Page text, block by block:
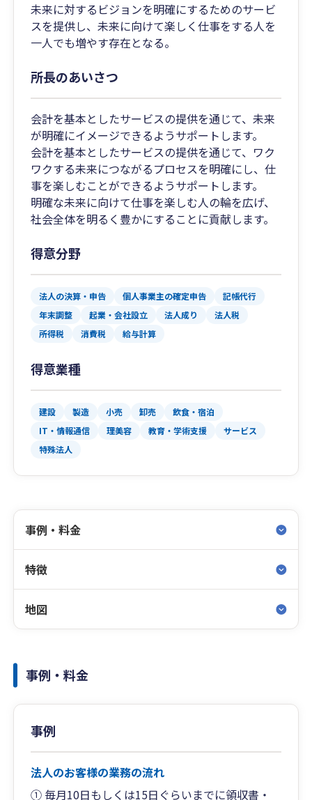
未来に対するビジョンを明確にするためのサービ
スを提供し、未来に向けて楽しく仕事をする人を
一人でも増やす存在となる。
所長のあいさつ
会計を基本としたサービスの提供を通じて、未来
が明確にイメージできるようサポートします。
会計を基本としたサービスの提供を通じて、ワク
ワクする未来につながるプロセスを明確にし、仕
事を楽しむことができるようサポートします。
明確な未来に向けて仕事を楽しむ人の輪を広げ、
社会全体を明るく豊かにすることに貢献します。
得意分野
法人の決算・申告 個人事業主の確定申告
記帳代行
年末調整
起業・会社設立 法人成り
法人税
所得税
消費税 給与計算
得意業種
建設 製造 小売 卸売
飲食・宿泊
IT・情報通信
理美容 教育・学術支援
サービス
特殊法人
事例・料金
特徴
地図
事例・料金
事例
法人のお客様の業務の流れ
① 毎月10日もしくは15日ぐらいまでに領収書・